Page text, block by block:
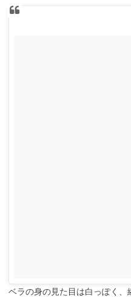
ベラの身の見た目は白っぽく